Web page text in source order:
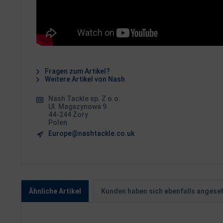
Fragen zum Artikel?
Weitere Artikel von Nash
Nash Tackle sp. Z o.o.
Ul. Magazynowa 9
44-244 Żory
Polen
Europe@nashtackle.co.uk
Ähnliche Artikel Kunden haben sich ebenfalls